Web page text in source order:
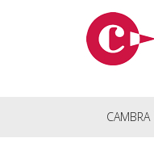
CAMBRA